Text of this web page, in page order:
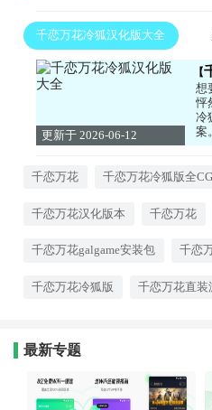
千恋万花冷狐汉化版大全
更新于 2026-06-12
想
怦
冷
案
堂
共
与
主
的
千恋万花 千恋万花冷狐版全
千恋万花汉化版本 千恋万花
千恋万花galgame安装包 千恋
千恋万花冷狐版 千恋万花直装
最新专题